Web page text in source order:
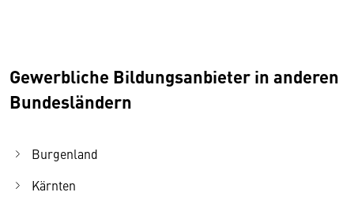
Gewerbliche Bildungsanbieter in anderen
Bundesländern
Burgenland
Kärnten